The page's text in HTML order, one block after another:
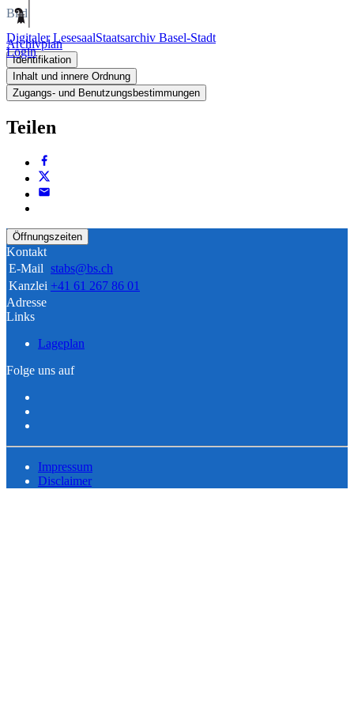
Digitaler LesesaalStaatsarchiv Basel-Stadt
Login
Bild
Archivplan
Identifikation
Inhalt und innere Ordnung
Zugangs- und Benutzungsbestimmungen
Teilen
Öffnungszeiten
Kontakt
E-Mail stabs@bs.ch
Kanzlei +41 61 267 86 01
Adresse
Links
Lageplan
Folge uns auf
Impressum
Disclaimer